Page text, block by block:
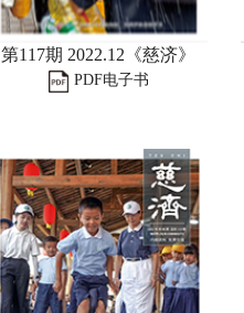
第117期 2022.12《慈济》
PDF电子书